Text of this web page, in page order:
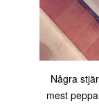
Några
mest